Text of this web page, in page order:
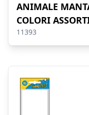
ANIMALE
COLORI
11393